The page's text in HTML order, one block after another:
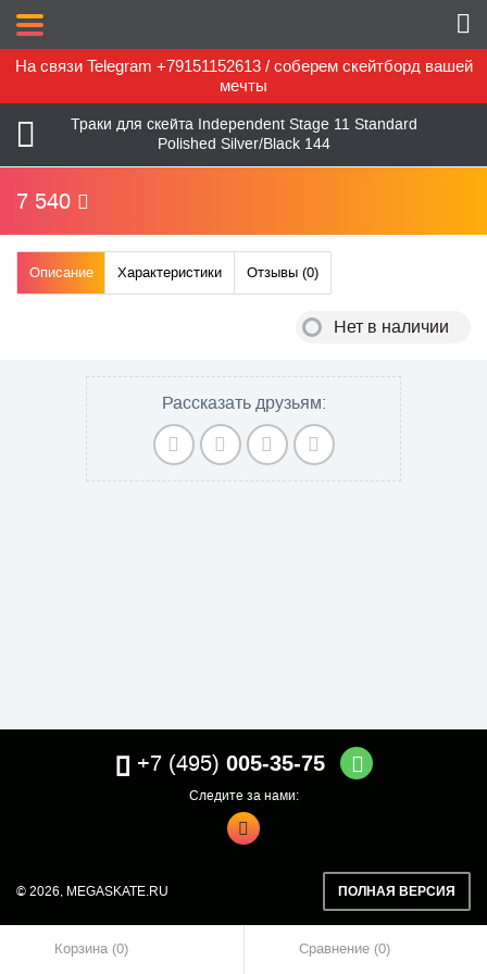
На связи Telegram +79151152613 / соберем скейтборд вашей
мечты
Корзина (0) Сравнение 0
Траки для скейта Independent Stage 11 Standard
Polished Silver/Black 144
7 540
Описание Характеристики Отзывы (0)
Нет в наличии
Рассказать друзьям:
+7 (495) 005-35-75
Следите за нами:
© 2026, MEGASKATE.RU ПОЛНАЯ ВЕРСИЯ